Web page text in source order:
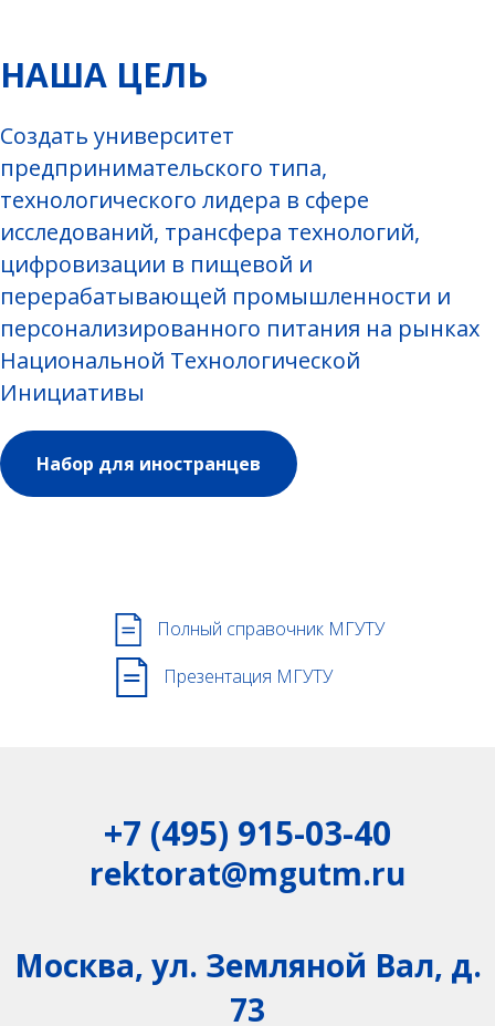
НАША ЦЕЛЬ
Создать университет
предпринимательского типа,
технологического лидера в сфере
исследований, трансфера технологий,
цифровизации в пищевой и
перерабатывающей промышленности и
персонализированного питания на рынках
Национальной Технологической
Инициативы
Набор для иностранцев
Полный справочник МГУТУ
Презентация МГУТУ
+7 (495) 915-03-40
rektorat@mgutm.ru
Москва, ул. Земляной Вал, д.
73